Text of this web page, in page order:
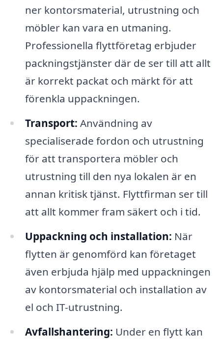
ner kontorsmaterial, utrustning och
möbler kan vara en utmaning.
Professionella flyttföretag erbjuder
packningstjänster där de ser till att allt
är korrekt packat och märkt för att
förenkla uppackningen.
Transport: Användning av
specialiserade fordon och utrustning
för att transportera möbler och
utrustning till den nya lokalen är en
annan kritisk tjänst. Flyttfirman ser till
att allt kommer fram säkert och i tid.
Uppackning och installation: När
flytten är genomförd kan företaget
även erbjuda hjälp med uppackningen
av kontorsmaterial och installation av
el och IT-utrustning.
Avfallshantering: Under en flytt kan